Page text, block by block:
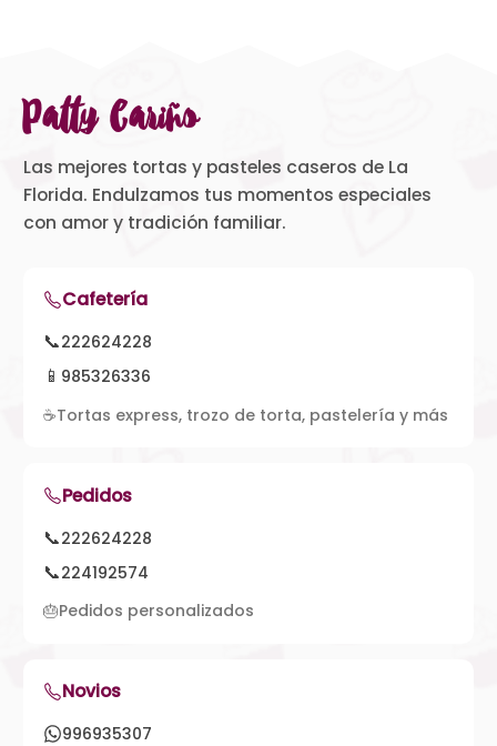
Patty Cariño
Las mejores tortas y pasteles caseros de La
Florida. Endulzamos tus momentos especiales
con amor y tradición familiar.
Cafetería
📞222624228
📱 985326336
☕Tortas express, trozo de torta, pastelería y más
Pedidos
📞222624228
📞224192574
🎂Pedidos personalizados
Novios
996935307